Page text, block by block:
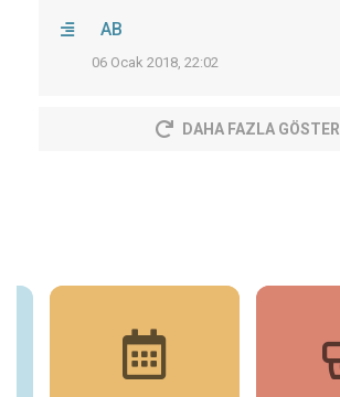
AB
06 Ocak 2018, 22:02
DAHA FAZLA GÖSTER